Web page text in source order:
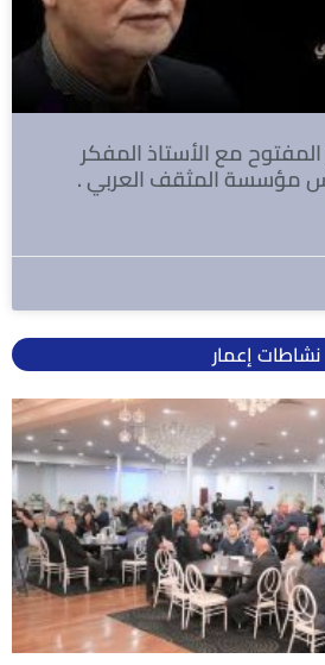
المفتوح مع الأستاذ المفكر
مؤسسة المثقف العربي .
نشاطات إعمار